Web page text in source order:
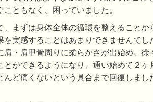
ともなく、困っていました。
、まずは身体全体の循環を整えることか
実感することはあまりできませんでし
・肩甲骨周りに柔らかさが出始め、徐
ができるようになり、通い始めて２ヶ
ど痛くないという具合まで回復しまし